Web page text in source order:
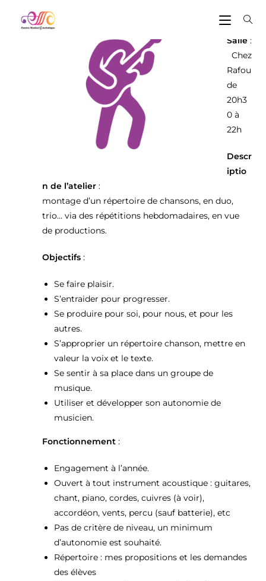
lundi
Salle :
Chez
Rafou
de
20h3
0 à
22h
Descr
iptio
n de l’atelier:
montage d’un répertoire de chansons, en duo,
trio… via des répétitions hebdomadaires, en vue
de productions.
Objectifs:
Se faire plaisir.
S’entraider pour progresser.
Se produire pour soi, pour nous, et pour les
autres.
S’approprier un répertoire chanson, mettre en
valeur la voix et le texte.
Se sentir à sa place dans un groupe de
musique.
Utiliser et développer son autonomie de
musicien.
Fonctionnement:
Engagement à l’année.
Ouvert à tout instrument acoustique : guitares,
chant, piano, cordes, cuivres (à voir),
accordéon, vents, percu (sauf batterie), etc
Pas de critère de niveau, un minimum
d’autonomie est souhaité.
Répertoire : mes propositions et les demandes
des élèves